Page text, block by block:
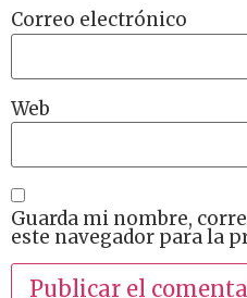
Correo electrónico
Web
Guarda mi nombre,
este navegador para la